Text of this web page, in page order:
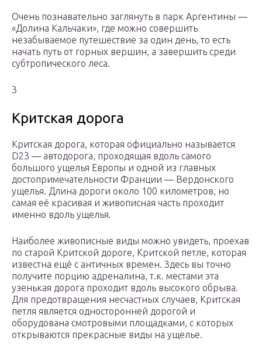
Очень познавательно заглянуть в парк Аргентины —
«Долина Кальчаки», где можно совершить
незабываемое путешествие за один день, то есть
начать путь от горных вершин, а завершить среди
субтропического леса.
3
Критская дорога
Критская дорога, которая официально называется
D23 — автодорога, проходящая вдоль самого
большого ущелья Европы и одной из главных
достопримечательности Франции — Вердонского
ущелья. Длина дороги около 100 километров, но
самая её красивая и живописная часть проходит
именно вдоль ущелья.
Наиболее живописные виды можно увидеть, проехав
по старой Критской дороге, Критской петле, которая
известна ещё с античных времен. Здесь вы точно
получите порцию адреналина, т.к. местами эта
узенькая дорога проходит вдоль высокого обрыва.
Для предотвращения несчастных случаев, Критская
петля является односторонней дорогой и
оборудована смотровыми площадками, с которых
открываются прекрасные виды на ущелье.